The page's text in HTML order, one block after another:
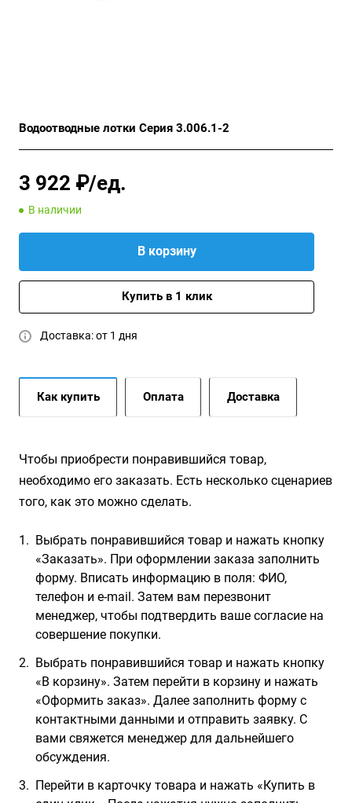
Водоотводные лотки Серия 3.006.1-2
3 922 ₽/ед.
В наличии
В корзину
Купить в 1 клик
Доставка: от 1 дня
Как купить Оплата Доставка
Чтобы приобрести понравившийся товар,
необходимо его заказать. Есть несколько сценариев
того, как это можно сделать.
Выбрать понравившийся товар и нажать кнопку
«Заказать». При оформлении заказа заполнить
форму. Вписать информацию в поля: ФИО,
телефон и e-mail. Затем вам перезвонит
менеджер, чтобы подтвердить ваше согласие на
совершение покупки.
Выбрать понравившийся товар и нажать кнопку
«В корзину». Затем перейти в корзину и нажать
«Оформить заказ». Далее заполнить форму с
контактными данными и отправить заявку. С
вами свяжется менеджер для дальнейшего
обсуждения.
Перейти в карточку товара и нажать «Купить в